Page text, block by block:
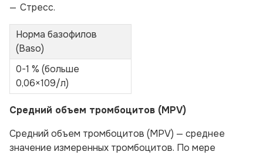
Стресс.
Норма базофилов
(Ваso)
0-1 % (больше
0,06×109/л)
Средний объем тромбоцитов (MPV)
Средний объем тромбоцитов (MPV) — среднее
значение измеренных тромбоцитов. По мере